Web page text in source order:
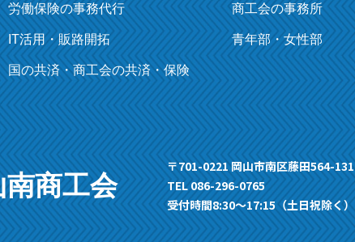
労働保険の事務代行
IT活用・販路開拓
国の共済・商工会の共済・保険
商工会の事務所
青年部・女性部
南商工会
〒701-0221 岡山市南区藤田564-131
TEL 086-296-0765
受付時間8:30〜17:15（土日祝除く）